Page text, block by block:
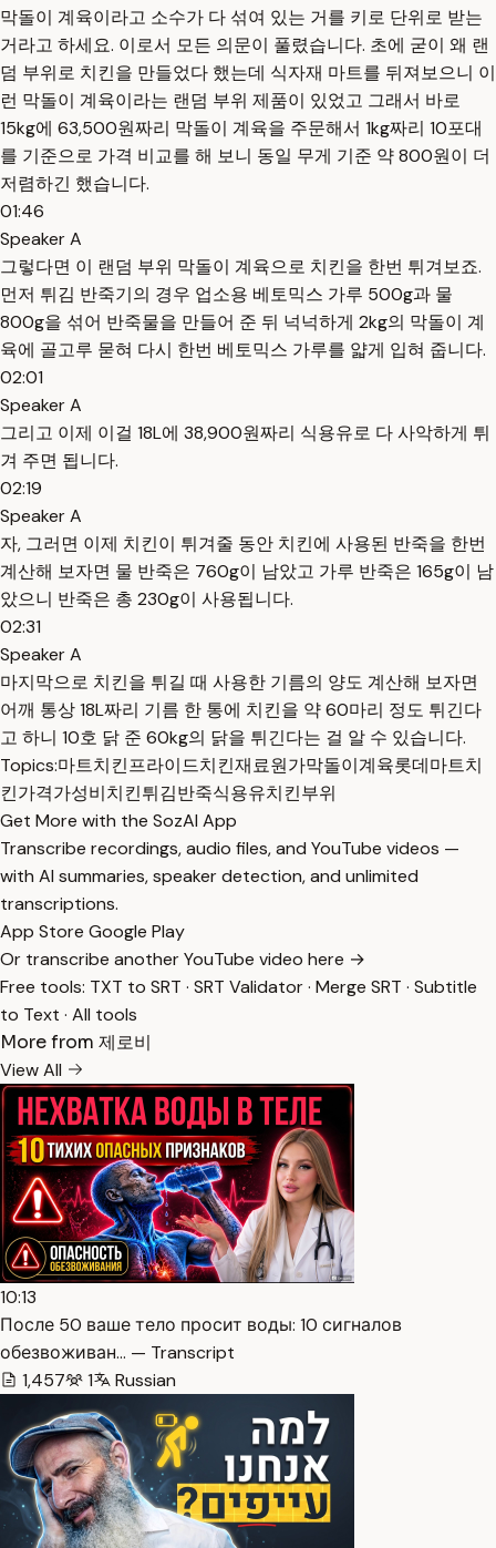
막돌이 계육이라고 소수가 다 섞여 있는 거를 키로 단위로 받는
거라고 하세요. 이로서 모든 의문이 풀렸습니다. 초에 굳이 왜 랜
덤 부위로 치킨을 만들었다 했는데 식자재 마트를 뒤져보으니 이
런 막돌이 계육이라는 랜덤 부위 제품이 있었고 그래서 바로
15kg에 63,500원짜리 막돌이 계육을 주문해서 1kg짜리 10포대
를 기준으로 가격 비교를 해 보니 동일 무게 기준 약 800원이 더
저렴하긴 했습니다.
01:46
Speaker A
그렇다면 이 랜덤 부위 막돌이 계육으로 치킨을 한번 튀겨보죠.
먼저 튀김 반죽기의 경우 업소용 베토믹스 가루 500g과 물
800g을 섞어 반죽물을 만들어 준 뒤 넉넉하게 2kg의 막돌이 계
육에 골고루 묻혀 다시 한번 베토믹스 가루를 얇게 입혀 줍니다.
02:01
Speaker A
그리고 이제 이걸 18L에 38,900원짜리 식용유로 다 사악하게 튀
겨 주면 됩니다.
02:19
Speaker A
자, 그러면 이제 치킨이 튀겨줄 동안 치킨에 사용된 반죽을 한번
계산해 보자면 물 반죽은 760g이 남았고 가루 반죽은 165g이 남
았으니 반죽은 총 230g이 사용됩니다.
02:31
Speaker A
마지막으로 치킨을 튀길 때 사용한 기름의 양도 계산해 보자면
어깨 통상 18L짜리 기름 한 통에 치킨을 약 60마리 정도 튀긴다
고 하니 10호 닭 준 60kg의 닭을 튀긴다는 걸 알 수 있습니다.
Topics:마트치킨프라이드치킨재료원가막돌이계육롯데마트치
킨가격가성비치킨튀김반죽식용유치킨부위
Get More with the SozAI App
Transcribe recordings, audio files, and YouTube videos —
with AI summaries, speaker detection, and unlimited
transcriptions.
App Store Google Play
Or transcribe another YouTube video here →
Free tools: TXT to SRT · SRT Validator· Merge SRT · Subtitle
to Text · All tools
More from 제로비
View All
10:13
После 50 ваше тело просит воды: 10 сигналов
обезвоживан… — Transcript
1,457
1 Russian